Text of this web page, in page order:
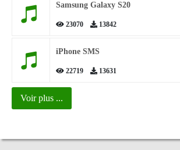
Samsung Galaxy S20
23070 13842
iPhone SMS
22719 13631
Voir plus ...